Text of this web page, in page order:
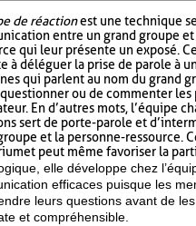
de réactionest une technique
entre un grand groupe
qui leur présente un exposé.
à déléguer la prise de parole à
qui parlent au nom du grand
ou de commenter les
En d’autres mots, l’équipe
sert de porte-parole et
et la personne-ressource.
et peut même favoriser la
elle développe chez
efficaces puisque les
leurs questions avant de
et compréhensible.